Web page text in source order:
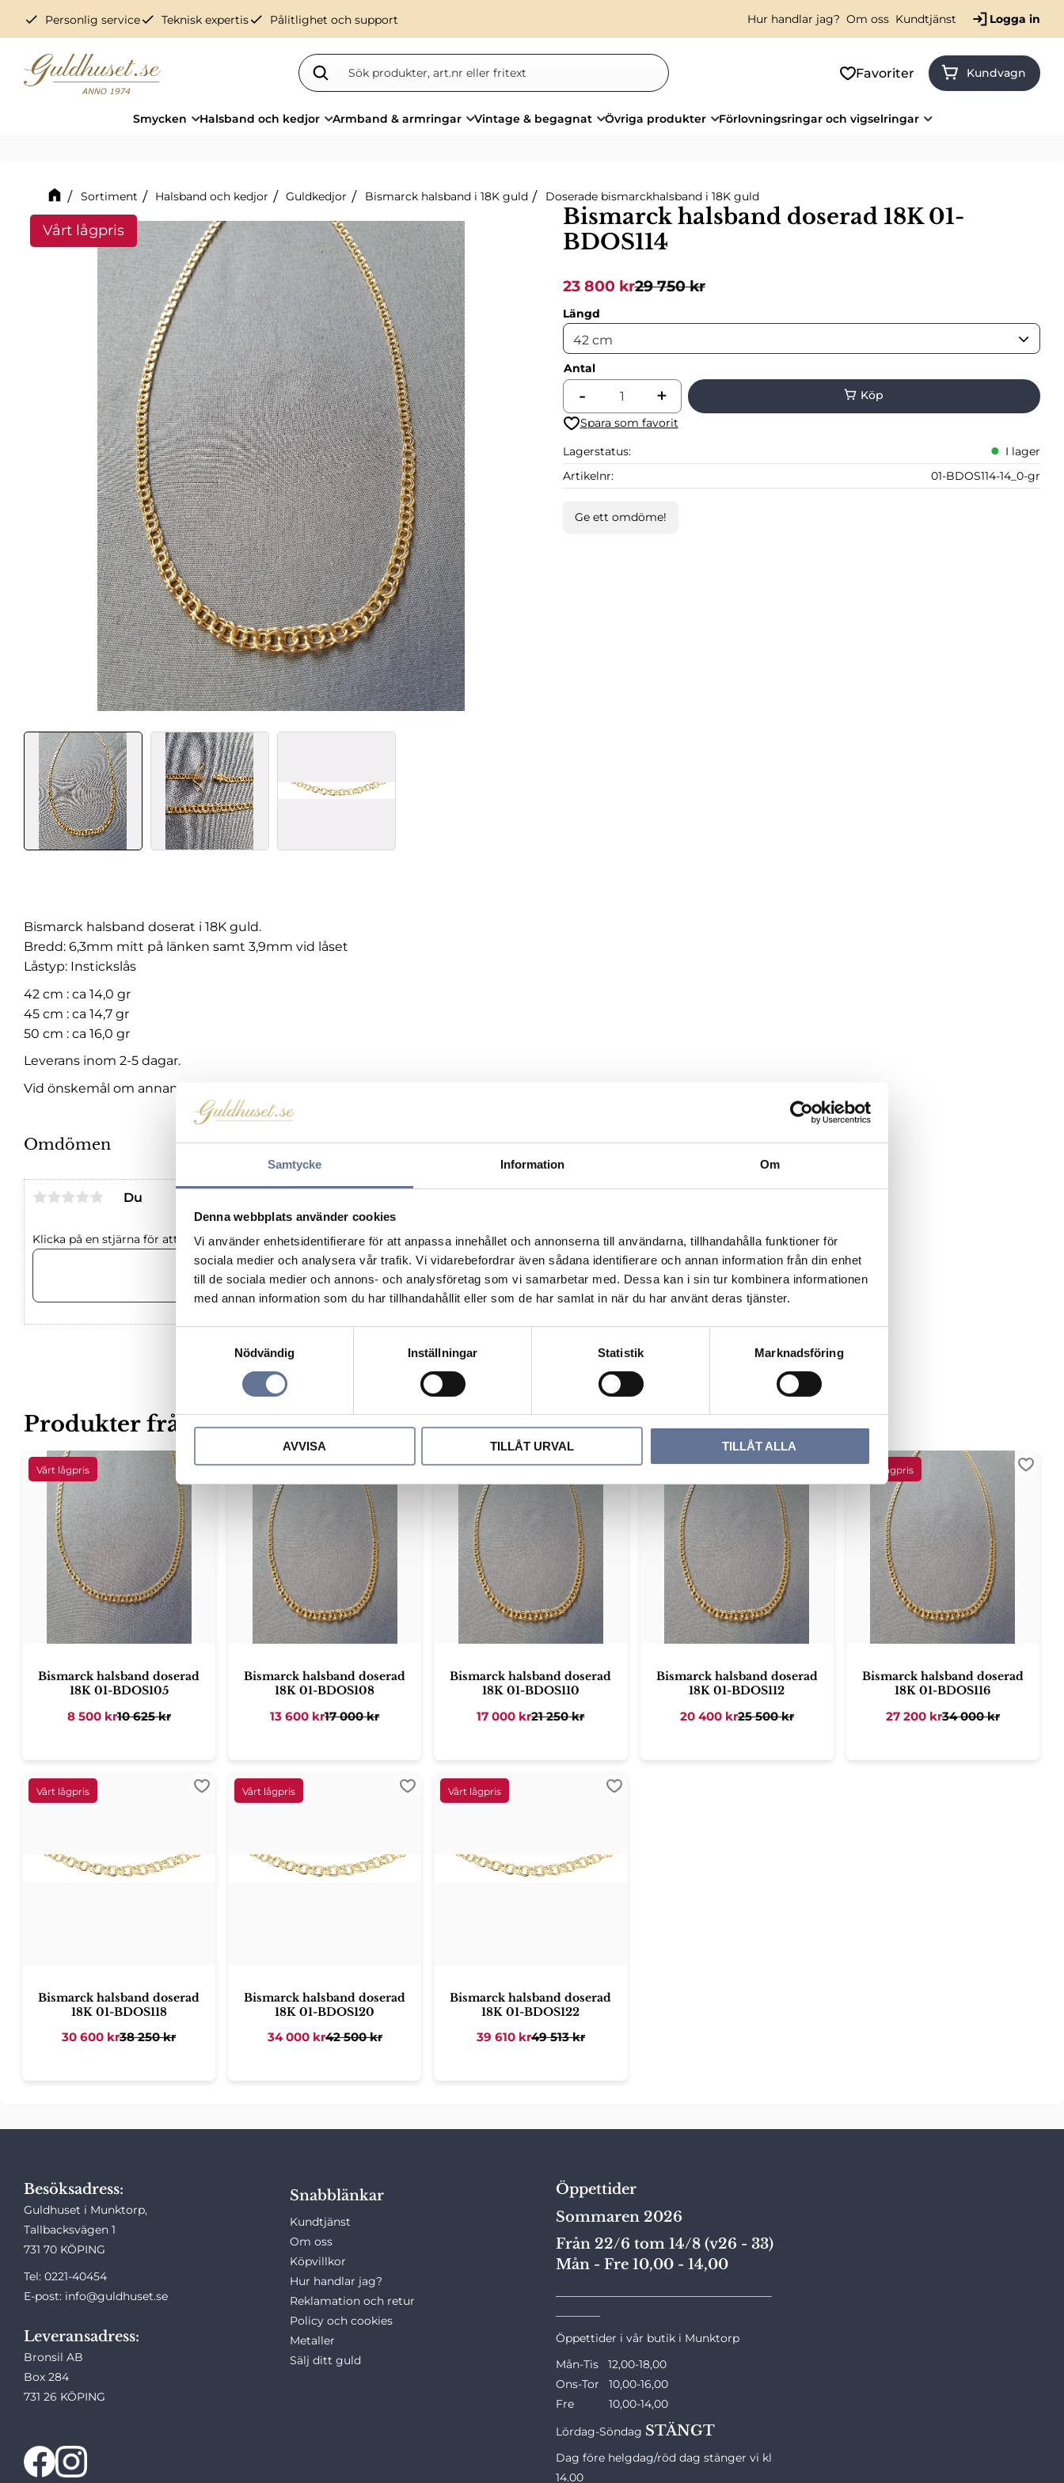
Samtycke Information Om
Denna webbplats använder cookies
Vi använder enhetsidentifierare för att anpassa innehållet och annonserna till användarna, tillhandahålla funktioner för
sociala medier och analysera vår trafik. Vi vidarebefordrar även sådana identifierare och annan information från din enhet
till de sociala medier och annons- och analysföretag som vi samarbetar med. Dessa kan i sin tur kombinera informationen
med annan information som du har tillhandahållit eller som de har samlat in när du har använt deras tjänster.
y
c
k
e
s
v
a
l
Nödvändig Inställningar Statistik Marknadsföring
AVVISA TILLÅT URVAL TILLÅT ALLA
check Personlig servicecheck Teknisk expertischeck Pålitlighet och support Hur handlar jag? Om oss Kundtjänst Logga in
Favoriter Kundvagn
Smycken Halsband och kedjor Armband & armringar Vintage & begagnat Övriga produkter Förlovningsringar och vigselringar
Sortiment Halsband och kedjor Guldkedjor Bismarck halsband i 18K guld Doserade bismarckhalsband i 18K guld
Bismarck halsband doserad 18K 01-
BDOS114
Nedsatt pris:
23 800krOrdinarie pris:
29 750kr
Längd
Antal
+
-
Lägg till i favoriter
Lagerstatus
I lager
Artikelnr
01-BDOS114-14_0-gr
Ge ett omdöme!
Bismarck halsband doserat i 18K guld.
Bredd: 6,3mm mitt på länken samt 3,9mm vid låset
Låstyp: Instickslås
42 cm : ca 14,0 gr
45 cm : ca 14,7 gr
50 cm : ca 16,0 gr
Leverans inom 2-5 dagar.
Vid önskemål om annan längd, vänligen maila oss om pris och leveranstid.
Omdömen
Du
Klicka på en stjärna för att sätta ditt betyg
Produkter från samma kategori
Bismarck halsband doserad
18K 01-BDOS105
8 500kr10 625kr
Bismarck halsband doserad
18K 01-BDOS108
13 600 kr17 000kr
Bismarck halsband doserad
18K 01-BDOS110
17 000 kr21 250kr
Bismarck halsband doserad
18K 01-BDOS112
20 400kr25 500kr
Lägg till i favoriter
Bismarck halsband doserad
18K 01-BDOS116
27 200kr34 000kr
Lägg
Bismarck halsband doserad
18K 01-BDOS118
30 600 kr38 250kr
Lägg till i favoriter
Bismarck halsband doserad
18K 01-BDOS120
34 000kr42 500kr
Lägg till i favoriter
Bismarck halsband doserad
18K 01-BDOS122
39 610kr49 513kr
Lägg till i favoriter
Besöksadress:
Guldhuset i Munktorp,
Tallbacksvägen 1
731 70 KÖPING
Tel: 0221-40454
E-post: info@guldhuset.se
Leveransadress:
Bronsil AB
Box 284
731 26 KÖPING
Snabblänkar
Kundtjänst
Om oss
Köpvillkor
Hur handlar jag?
Reklamation och retur
Policy och cookies
Metaller
Sälj ditt guld
Öppettider
Sommaren 2026
Från 22/6 tom 14/8 (v26 - 33)
Mån - Fre 10,00 - 14,00
Öppettider i vår butik i Munktorp
Mån-Tis 12,00-18,00
Ons-Tor 10,00-16,00
Fre 10,00-14,00
Lördag-Söndag STÄNGT
Dag före helgdag/röd dag stänger vi kl
14.00